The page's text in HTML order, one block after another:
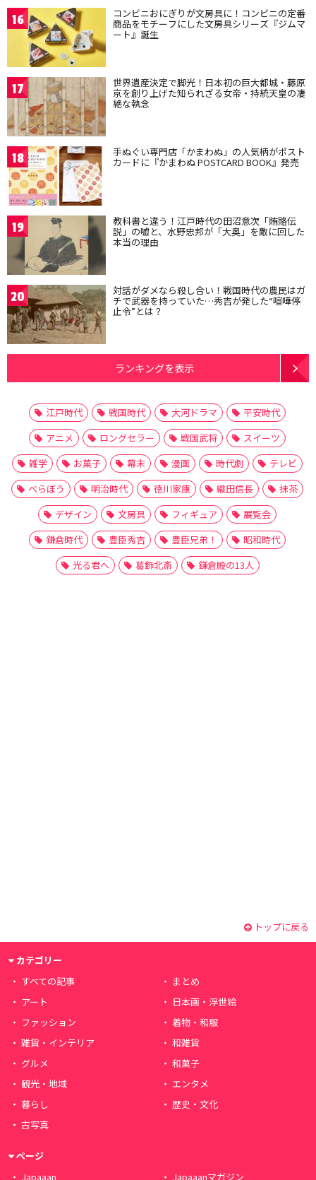
16 コンビニおにぎりが文房具に！コンビニの定番
商品をモチーフにした文房具シリーズ『ジムマ
ート』誕生
17 世界遺産決定で脚光！日本初の巨大都城・藤原
京を創り上げた知られざる女帝・持統天皇の凄
絶な執念
18 手ぬぐい専門店「かまわぬ」の人気柄がポスト
カードに『かまわぬ POSTCARD BOOK』発売
19 教科書と違う！江戸時代の田沼意次「賄賂伝
説」の嘘と、水野忠邦が「大奥」を敵に回した
本当の理由
20 対話がダメなら殺し合い！戦国時代の農民はガ
チで武器を持っていた…秀吉が発した“喧嘩停
止令”とは？
ランキングを表示
江戸時代 戦国時代 大河ドラマ
平安時代
アニメ
ロングセラー 戦国武将
スイーツ
雑学
お菓子 幕末 漫画 時代劇
テレビ
べらぼう
明治時代 徳川家康 織田信長
抹茶
デザイン
文房具 フィギュア
展覧会
鎌倉時代
豊臣秀吉 豊臣兄弟！
昭和時代
光る君へ
葛飾北斎 鎌倉殿の13人
トップに戻る
カテゴリー
すべての記事
まとめ
アート
日本画・浮世絵
ファッション
着物・和服
雑貨・インテリア
和雑貨
グルメ
和菓子
観光・地域
エンタメ
暮らし
歴史・文化
古写真
ページ
Japaaan
Japaaanマガジン